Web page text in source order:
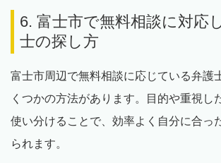
6. 富士市で無料相談に対応
士の探し方
富士市周辺で無料相談に応じている弁護
くつかの方法があります。目的や重視し
使い分けることで、効率よく自分に合っ
られます。